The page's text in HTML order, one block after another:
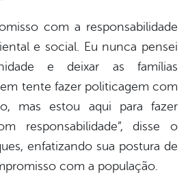
com a responsabilidade
e social. Eu nunca pensei
e deixar as famílias
tente fazer politicagem com
mas estou aqui para fazer
responsabilidade”, disse o
enfatizando sua postura de
com a população.